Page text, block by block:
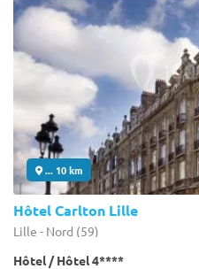
... 10 km
Hôtel Carlton Lille
Lille - Nord (59)
Hôtel / Hôtel 4****